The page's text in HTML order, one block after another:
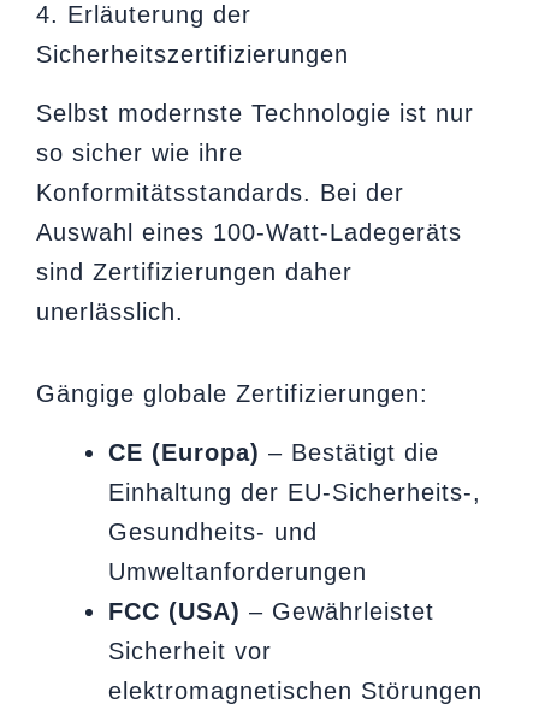
4. Erläuterung der
Sicherheitszertifizierungen
Selbst modernste Technologie ist nur
so sicher wie ihre
Konformitätsstandards. Bei der
Auswahl eines 100-Watt-Ladegeräts
sind Zertifizierungen daher
unerlässlich.
Gängige globale Zertifizierungen:
CE (Europa) – Bestätigt die
Einhaltung der EU-Sicherheits-,
Gesundheits- und
Umweltanforderungen
FCC (USA) – Gewährleistet
Sicherheit vor
elektromagnetischen Störungen